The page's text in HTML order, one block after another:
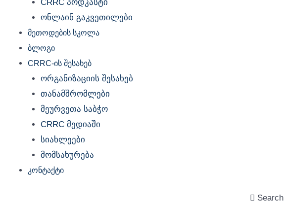
CRRC პოდკასტი
ონლაინ გაკვეთილები
მეთოდების სკოლა
ბლოგი
CRRC-ის შესახებ
ორგანიზაციის შესახებ
თანამშრომლები
მეურვეთა საბჭო
CRRC მედიაში
სიახლეები
მომსახურება
კონტაქტი
Search